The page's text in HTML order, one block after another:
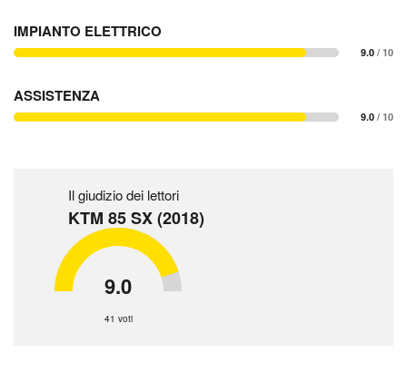
IMPIANTO ELETTRICO
9.0 / 10
ASSISTENZA
9.0 / 10
Il giudizio dei lettori
KTM 85 SX (2018)
9.0
41 voti